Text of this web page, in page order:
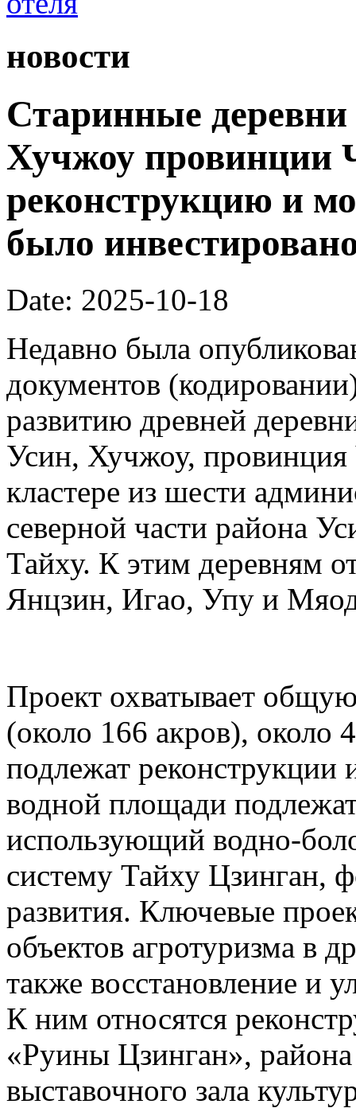
новости
Старинные деревни
Хучжоу провинции
реконструкцию и
было
Date: 2025-10-18
Недавно была
документов
развитию древней
Усин, Хучжоу,
кластере из шести
северной части района
Тайху. К этим деревням
Янцзин, Игао, Упу и
Проект охватывает
(около 166 акров), около
подлежат реконструкции
водной площади
использующий водно-
систему Тайху Цзинган,
развития. Ключевые
объектов агротуризма в
также восстановление и
К ним относятся
«Руины Цзинган»,
выставочного зала